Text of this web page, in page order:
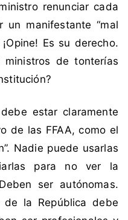
renunciar cada
un manifestante “mal
Es su derecho.
ministros de tonterías
estar claramente
de las FFAA, como el
Nadie puede usarlas
para no ver la
ser autónomas.
la República debe